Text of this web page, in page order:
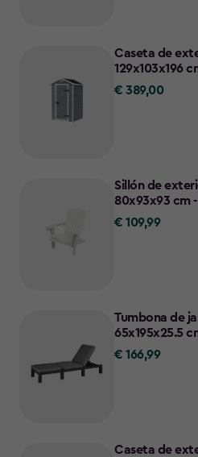
Caseta de
129x103x196
€
€ 389,00
Sillón de
80x93x93 cm
€
€ 109,99
Tumbona de
65x195x25.5
€
€ 166,99
Caseta de